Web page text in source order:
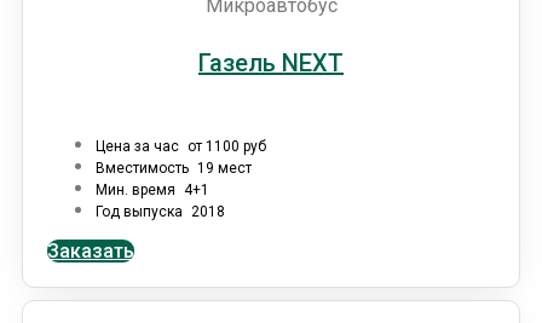
Микроавтобус
Газель NEXT
Цена за час от 1100 руб
Вместимость 19 мест
Мин. время 4+1
Год выпуска 2018
Заказать